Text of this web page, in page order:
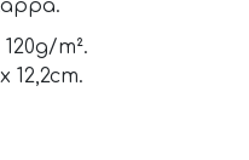
m².
12,2cm.